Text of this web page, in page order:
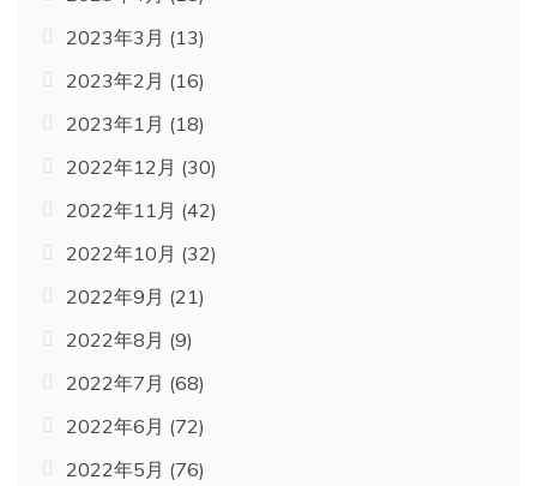
2023年3月 (13)
2023年2月 (16)
2023年1月 (18)
2022年12月 (30)
2022年11月 (42)
2022年10月 (32)
2022年9月 (21)
2022年8月 (9)
2022年7月 (68)
2022年6月 (72)
2022年5月 (76)